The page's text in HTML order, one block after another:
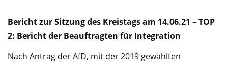
Bericht zur Sitzung des Kreistags am 14.06.21 – TOP
2: Bericht der Beauftragten für Integration
Nach Antrag der AfD, mit der 2019 gewählten